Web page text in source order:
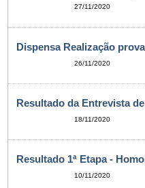
27/11/2020
Dispensa Realização
26/11/2020
Resultado da Entrevista
18/11/2020
Resultado 1ª Etapa -
10/11/2020